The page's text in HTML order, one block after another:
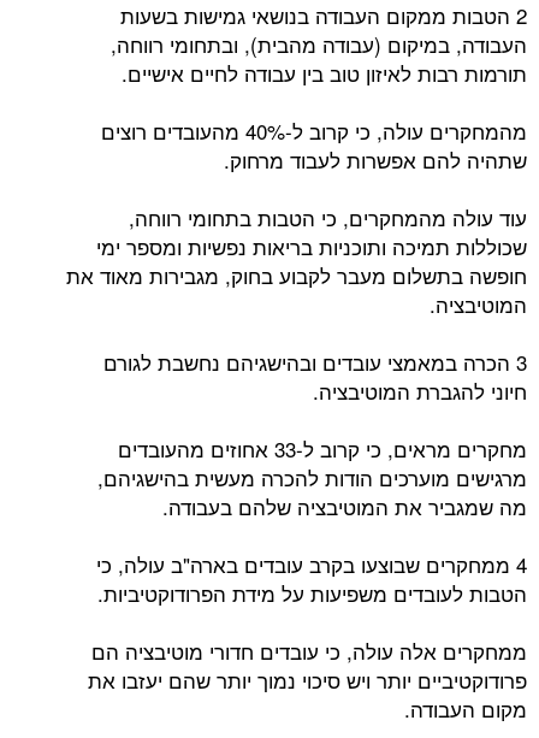
2 הטבות ממקום העבודה בנושאי גמישות בשעות
העבודה, במיקום (עבודה מהבית), ובתחומי רווחה,
תורמות רבות לאיזון טוב בין עבודה לחיים אישיים.
מהמחקרים עולה, כי קרוב ל-40% מהעובדים רוצים
שתהיה להם אפשרות לעבוד מרחוק.
עוד עולה מהמחקרים, כי הטבות בתחומי רווחה,
שכוללות תמיכה ותוכניות בריאות נפשיות ומספר ימי
חופשה בתשלום מעבר לקבוע בחוק, מגבירות מאוד את
המוטיבציה.
3 הכרה במאמצי עובדים ובהישגיהם נחשבת לגורם
חיוני להגברת המוטיבציה.
מחקרים מראים, כי קרוב ל-33 אחוזים מהעובדים
מרגישים מוערכים הודות להכרה מעשית בהישגיהם,
מה שמגביר את המוטיבציה שלהם בעבודה.
4 ממחקרים שבוצעו בקרב עובדים בארה"ב עולה, כי
הטבות לעובדים משפיעות על מידת הפרודוקטיביות.
ממחקרים אלה עולה, כי עובדים חדורי מוטיבציה הם
פרודוקטיביים יותר ויש סיכוי נמוך יותר שהם יעזבו את
מקום העבודה.